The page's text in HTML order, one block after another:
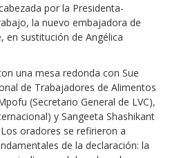
por la Presidenta-
la nuevo embajadora de
en sustitución de Angélica
una mesa redonda con Sue
de Trabajadores de Alimentos
(Secretario General de LVC),
y Sangeeta Shashikant
oradores se refirieron a
de la declaración: la